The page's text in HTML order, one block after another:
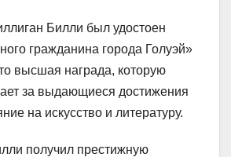
Билли был удостоен
гражданина города Голуэй»
высшая награда, которую
за выдающиеся достижения
на искусство и литературу.
получил престижную